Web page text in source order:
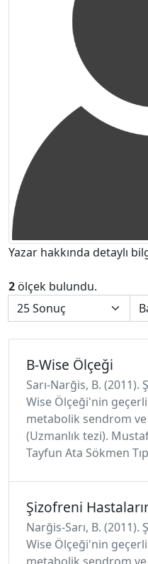
Yazar hakkında detaylı
2 ölçek bulundu.
B-Wise Ölçeği
Sarı-Narğis, B.
Wise Ölçeği'nin
metabolik sendrom ve
(Uzmanlık tezi).
Tayfun Ata Sökmen
Şizofreni
Narğis-Sarı, B.
Wise Ölçeği'nin